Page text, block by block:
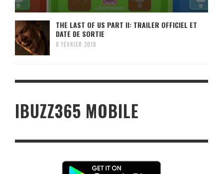
THE LAST OF US PART II: TRAILER OFFICIEL ET
DATE DE SORTIE
8 FÉVRIER 2018
IBUZZ365 MOBILE